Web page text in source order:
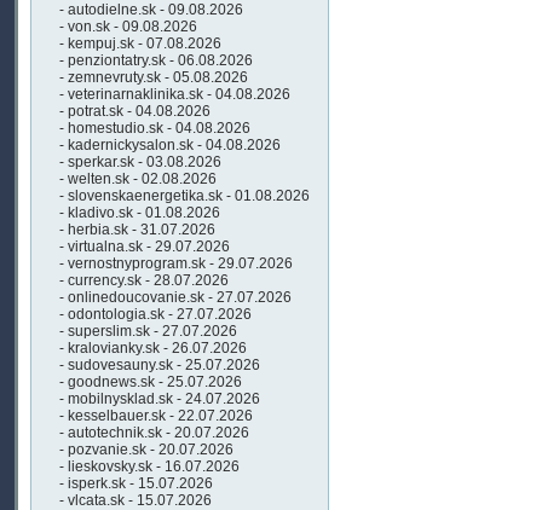
- autodielne.sk - 09.08.2026
- von.sk - 09.08.2026
- kempuj.sk - 07.08.2026
- penziontatry.sk - 06.08.2026
- zemnevruty.sk - 05.08.2026
- veterinarnaklinika.sk - 04.08.2026
- potrat.sk - 04.08.2026
- homestudio.sk - 04.08.2026
- kadernickysalon.sk - 04.08.2026
- sperkar.sk - 03.08.2026
- welten.sk - 02.08.2026
- slovenskaenergetika.sk - 01.08.2026
- kladivo.sk - 01.08.2026
- herbia.sk - 31.07.2026
- virtualna.sk - 29.07.2026
- vernostnyprogram.sk - 29.07.2026
- currency.sk - 28.07.2026
- onlinedoucovanie.sk - 27.07.2026
- odontologia.sk - 27.07.2026
- superslim.sk - 27.07.2026
- kralovianky.sk - 26.07.2026
- sudovesauny.sk - 25.07.2026
- goodnews.sk - 25.07.2026
- mobilnysklad.sk - 24.07.2026
- kesselbauer.sk - 22.07.2026
- autotechnik.sk - 20.07.2026
- pozvanie.sk - 20.07.2026
- lieskovsky.sk - 16.07.2026
- isperk.sk - 15.07.2026
- vlcata.sk - 15.07.2026